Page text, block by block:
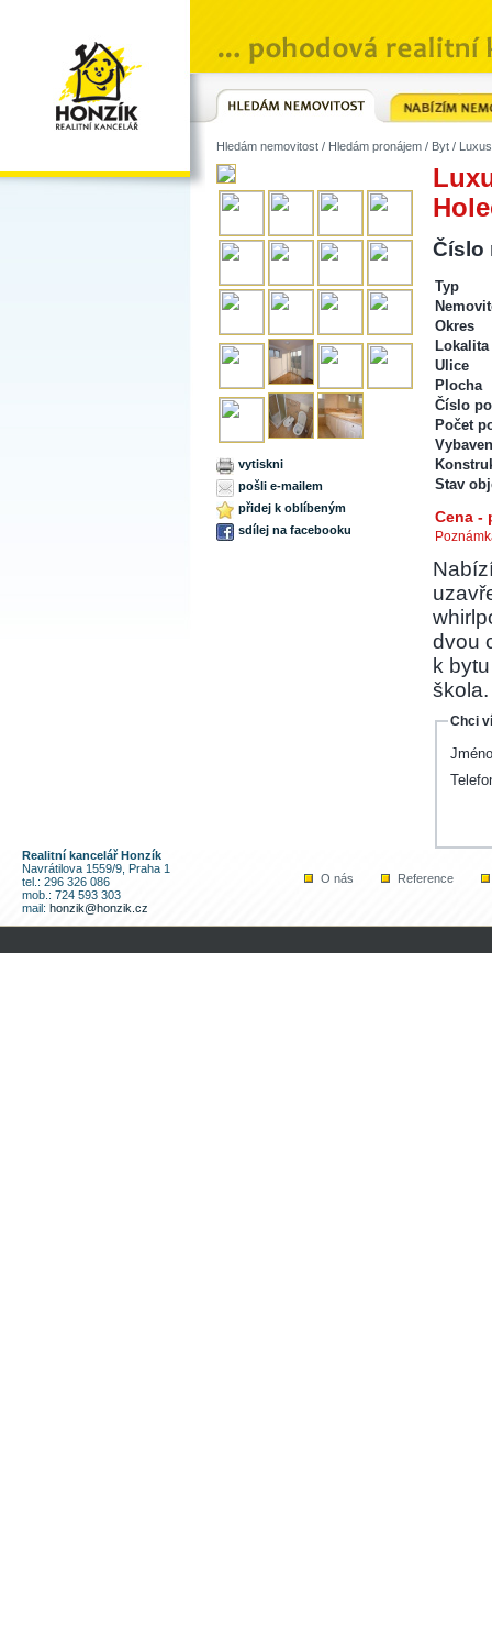
Hledám nemovitost / Hledám pronájem / Byt /
vytiskni
pošli e-mailem
přidej k oblíbeným
sdílej na facebooku
Číslo
Typ
Okres
Lokalita
Ulice
Plocha
Číslo
Počet
Stav
Cena -
dvou
k
Chci
Realitní kancelář Honzík
Navrátilova 1559/9, Praha 1
tel.: 296 326 086
mob.: 724 593 303
mail: honzik@honzik.cz
O nás Reference